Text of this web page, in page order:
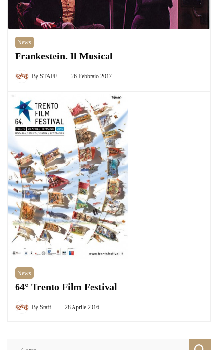
News
Frankestein. Il Musical
By STAFF 26 Febbraio 2017
News
64° Trento Film Festival
By Staff 28 Aprile 2016